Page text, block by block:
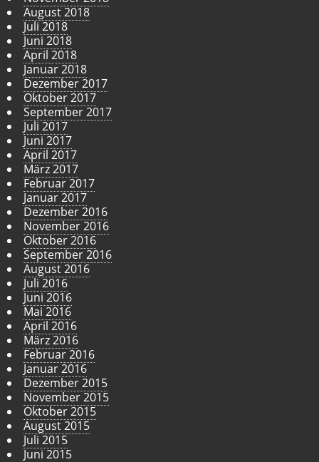
August 2018
Juli 2018
Juni 2018
April 2018
Januar 2018
Dezember 2017
Oktober 2017
September 2017
Juli 2017
Juni 2017
April 2017
März 2017
Februar 2017
Januar 2017
Dezember 2016
November 2016
Oktober 2016
September 2016
August 2016
Juli 2016
Juni 2016
Mai 2016
April 2016
März 2016
Februar 2016
Januar 2016
Dezember 2015
November 2015
Oktober 2015
August 2015
Juli 2015
Juni 2015